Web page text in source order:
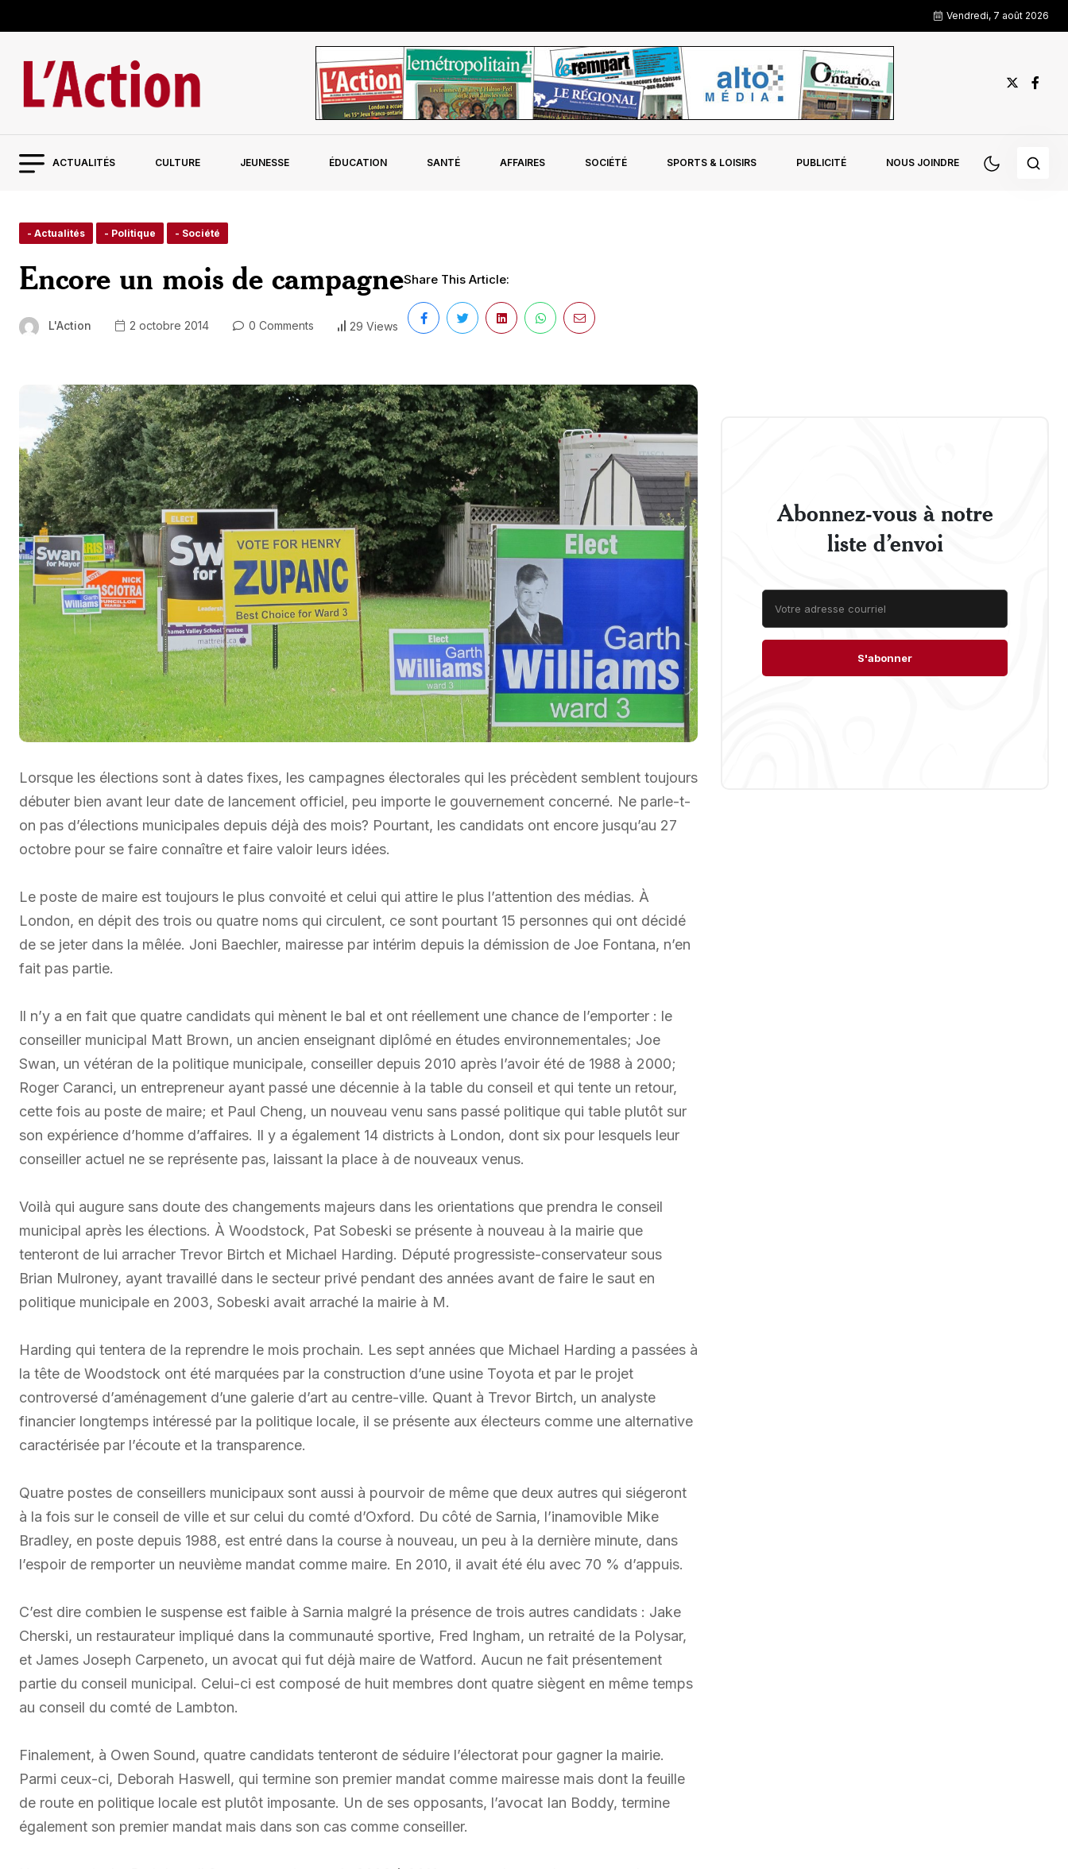
Vendredi, 7 août 2026
ACTUALITÉS CULTURE JEUNESSE ÉDUCATION SANTÉ AFFAIRES SOCIÉTÉ SPORTS & LOISIRS PUBLICITÉ NOUS JOINDRE
- Actualités - Politique - Société
Encore un mois de campagne
L'Action 2 octobre 2014 0 Comments 29 Views
Share This Article:
Lorsque les élections sont à dates fixes, les campagnes électorales qui les précèdent semblent toujours
débuter bien avant leur date de lancement officiel, peu importe le gouvernement concerné. Ne parle-t-
on pas d’élections municipales depuis déjà des mois? Pourtant, les candidats ont encore jusqu’au 27
octobre pour se faire connaître et faire valoir leurs idées.
Le poste de maire est toujours le plus convoité et celui qui attire le plus l’attention des médias. À
London, en dépit des trois ou quatre noms qui circulent, ce sont pourtant 15 personnes qui ont décidé
de se jeter dans la mêlée. Joni Baechler, mairesse par intérim depuis la démission de Joe Fontana, n’en
fait pas partie.
Il n’y a en fait que quatre candidats qui mènent le bal et ont réellement une chance de l’emporter : le
conseiller municipal Matt Brown, un ancien enseignant diplômé en études environnementales; Joe
Swan, un vétéran de la politique municipale, conseiller depuis 2010 après l’avoir été de 1988 à 2000;
Roger Caranci, un entrepreneur ayant passé une décennie à la table du conseil et qui tente un retour,
cette fois au poste de maire; et Paul Cheng, un nouveau venu sans passé politique qui table plutôt sur
son expérience d’homme d’affaires. Il y a également 14 districts à London, dont six pour lesquels leur
conseiller actuel ne se représente pas, laissant la place à de nouveaux venus.
Voilà qui augure sans doute des changements majeurs dans les orientations que prendra le conseil
municipal après les élections. À Woodstock, Pat Sobeski se présente à nouveau à la mairie que
tenteront de lui arracher Trevor Birtch et Michael Harding. Député progressiste-conservateur sous
Brian Mulroney, ayant travaillé dans le secteur privé pendant des années avant de faire le saut en
politique municipale en 2003, Sobeski avait arraché la mairie à M.
Harding qui tentera de la reprendre le mois prochain. Les sept années que Michael Harding a passées à
la tête de Woodstock ont été marquées par la construction d’une usine Toyota et par le projet
controversé d’aménagement d’une galerie d’art au centre-ville. Quant à Trevor Birtch, un analyste
financier longtemps intéressé par la politique locale, il se présente aux électeurs comme une alternative
caractérisée par l’écoute et la transparence.
Quatre postes de conseillers municipaux sont aussi à pourvoir de même que deux autres qui siégeront
à la fois sur le conseil de ville et sur celui du comté d’Oxford. Du côté de Sarnia, l’inamovible Mike
Bradley, en poste depuis 1988, est entré dans la course à nouveau, un peu à la dernière minute, dans
l’espoir de remporter un neuvième mandat comme maire. En 2010, il avait été élu avec 70 % d’appuis.
C’est dire combien le suspense est faible à Sarnia malgré la présence de trois autres candidats : Jake
Cherski, un restaurateur impliqué dans la communauté sportive, Fred Ingham, un retraité de la Polysar,
et James Joseph Carpeneto, un avocat qui fut déjà maire de Watford. Aucun ne fait présentement
partie du conseil municipal. Celui-ci est composé de huit membres dont quatre siègent en même temps
au conseil du comté de Lambton.
Finalement, à Owen Sound, quatre candidats tenteront de séduire l’électorat pour gagner la mairie.
Parmi ceux-ci, Deborah Haswell, qui termine son premier mandat comme mairesse mais dont la feuille
de route en politique locale est plutôt imposante. Un de ses opposants, l’avocat Ian Boddy, termine
également son premier mandat mais dans son cas comme conseiller.
Abonnez-vous à notre
liste d’envoi